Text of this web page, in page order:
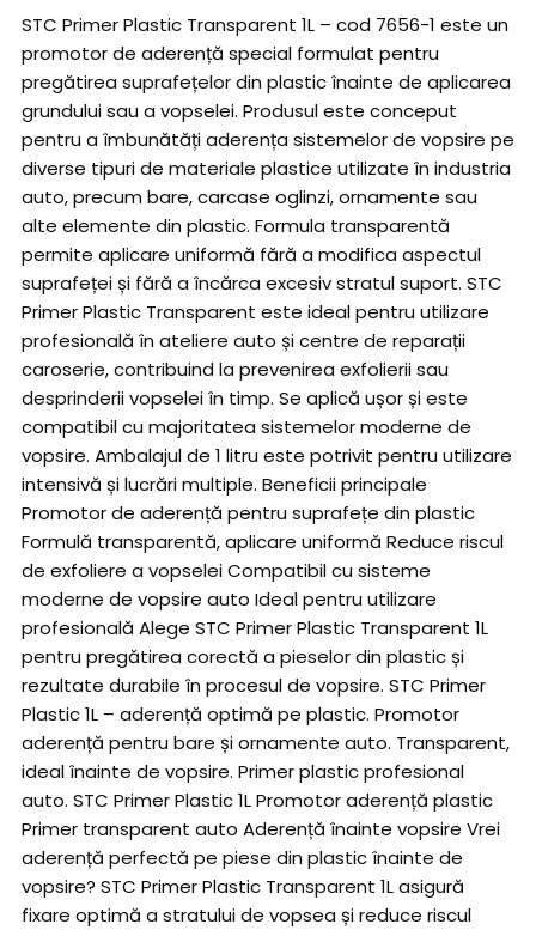
STC Primer Plastic Transparent 1L – cod 7656-1 este un
promotor de aderență special formulat pentru
pregătirea suprafețelor din plastic înainte de aplicarea
grundului sau a vopselei. Produsul este conceput
pentru a îmbunătăți aderența sistemelor de vopsire pe
diverse tipuri de materiale plastice utilizate în industria
auto, precum bare, carcase oglinzi, ornamente sau
alte elemente din plastic. Formula transparentă
permite aplicare uniformă fără a modifica aspectul
suprafeței și fără a încărca excesiv stratul suport. STC
Primer Plastic Transparent este ideal pentru utilizare
profesională în ateliere auto și centre de reparații
caroserie, contribuind la prevenirea exfolierii sau
desprinderii vopselei în timp. Se aplică ușor și este
compatibil cu majoritatea sistemelor moderne de
vopsire. Ambalajul de 1 litru este potrivit pentru utilizare
intensivă și lucrări multiple. Beneficii principale
Promotor de aderență pentru suprafețe din plastic
Formulă transparentă, aplicare uniformă Reduce riscul
de exfoliere a vopselei Compatibil cu sisteme
moderne de vopsire auto Ideal pentru utilizare
profesională Alege STC Primer Plastic Transparent 1L
pentru pregătirea corectă a pieselor din plastic și
rezultate durabile în procesul de vopsire. STC Primer
Plastic 1L – aderență optimă pe plastic. Promotor
aderență pentru bare și ornamente auto. Transparent,
ideal înainte de vopsire. Primer plastic profesional
auto. STC Primer Plastic 1L Promotor aderență plastic
Primer transparent auto Aderență înainte vopsire Vrei
aderență perfectă pe piese din plastic înainte de
vopsire? STC Primer Plastic Transparent 1L asigură
fixare optimă a stratului de vopsea și reduce riscul